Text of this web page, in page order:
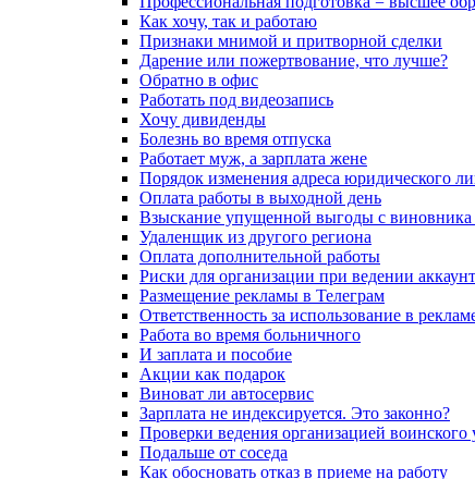
Как хочу, так и работаю
Признаки мнимой и притворной сделки
Дарение или пожертвование, что лучше?
Обратно в офис
Работать под видеозапись
Хочу дивиденды
Болезнь во время отпуска
Работает муж, а зарплата жене
Порядок изменения адреса юридического
Оплата работы в выходной день
Взыскание упущенной выгоды с
Удаленщик из другого региона
Оплата дополнительной работы
Риски для организации при ведении
Размещение рекламы в Телеграм
Ответственность за использование в
Работа во время больничного
И заплата и пособие
Акции как подарок
Виноват ли автосервис
Зарплата не индексируется. Это законно?
Проверки ведения организацией воинского
Подальше от соседа
Как обосновать отказ в приеме на работу